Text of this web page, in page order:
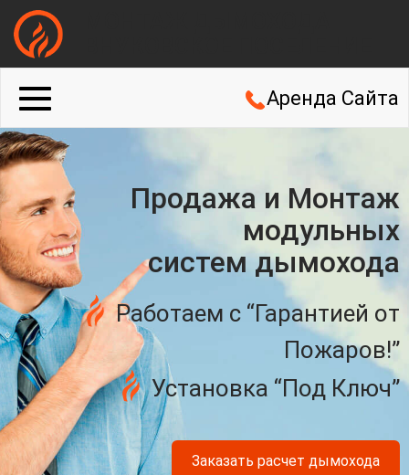
Аренда Сайта
Продажа и Монтаж
модульных
систем дымохода
Работаем с “Гарантией от
Пожаров!”
Установка “Под Ключ”
Заказать расчет дымохода